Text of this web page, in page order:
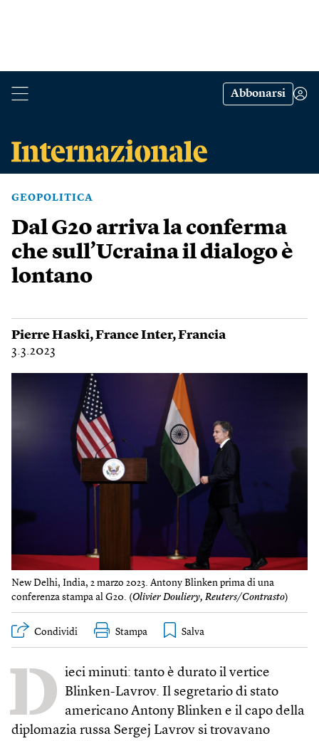
Abbonarsi
GEOPOLITICA
Dal G20 arriva la conferma
che sull’Ucraina il dialogo è
lontano
Pierre Haski,France Inter,Francia
3.3.2023
New Delhi, India, 2 marzo 2023. Antony Blinken prima di una
conferenza stampa al G20. (Olivier Douliery, Reuters/Contrasto)
Condividi Stampa
D ieci minuti: tanto è durato il vertice
Blinken-Lavrov. Il segretario di stato
americano Antony Blinken e il capo della
diplomazia russa Sergej Lavrov si trovavano